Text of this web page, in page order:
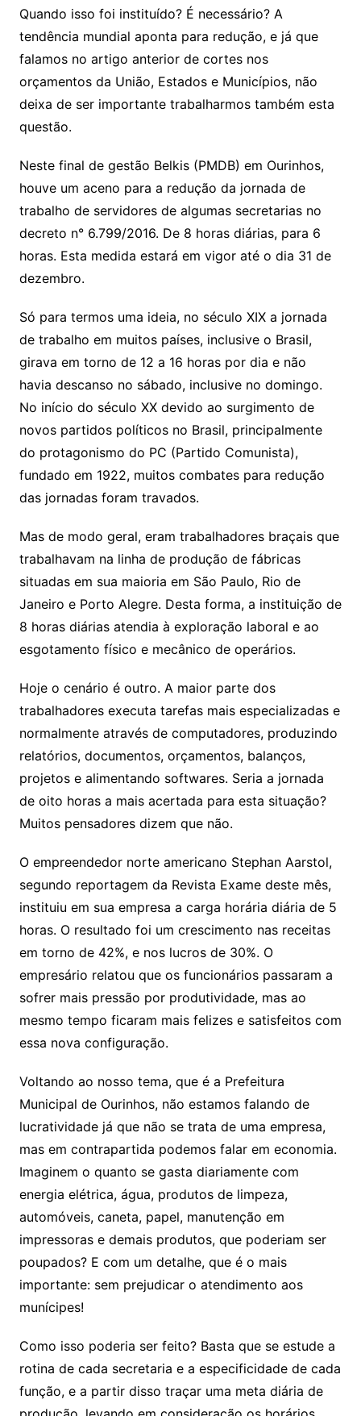
Quando isso foi instituído? É necessário? A
tendência mundial aponta para redução, e já que
falamos no artigo anterior de cortes nos
orçamentos da União, Estados e Municípios, não
deixa de ser importante trabalharmos também esta
questão.
Neste final de gestão Belkis (PMDB) em Ourinhos,
houve um aceno para a redução da jornada de
trabalho de servidores de algumas secretarias no
decreto n° 6.799/2016. De 8 horas diárias, para 6
horas. Esta medida estará em vigor até o dia 31 de
dezembro.
Só para termos uma ideia, no século XIX a jornada
de trabalho em muitos países, inclusive o Brasil,
girava em torno de 12 a 16 horas por dia e não
havia descanso no sábado, inclusive no domingo.
No início do século XX devido ao surgimento de
novos partidos políticos no Brasil, principalmente
do protagonismo do PC (Partido Comunista),
fundado em 1922, muitos combates para redução
das jornadas foram travados.
Mas de modo geral, eram trabalhadores braçais que
trabalhavam na linha de produção de fábricas
situadas em sua maioria em São Paulo, Rio de
Janeiro e Porto Alegre. Desta forma, a instituição de
8 horas diárias atendia à exploração laboral e ao
esgotamento físico e mecânico de operários.
Hoje o cenário é outro. A maior parte dos
trabalhadores executa tarefas mais especializadas e
normalmente através de computadores, produzindo
relatórios, documentos, orçamentos, balanços,
projetos e alimentando softwares. Seria a jornada
de oito horas a mais acertada para esta situação?
Muitos pensadores dizem que não.
O empreendedor norte americano Stephan Aarstol,
segundo reportagem da Revista Exame deste mês,
instituiu em sua empresa a carga horária diária de 5
horas. O resultado foi um crescimento nas receitas
em torno de 42%, e nos lucros de 30%. O
empresário relatou que os funcionários passaram a
sofrer mais pressão por produtividade, mas ao
mesmo tempo ficaram mais felizes e satisfeitos com
essa nova configuração.
Voltando ao nosso tema, que é a Prefeitura
Municipal de Ourinhos, não estamos falando de
lucratividade já que não se trata de uma empresa,
mas em contrapartida podemos falar em economia.
Imaginem o quanto se gasta diariamente com
energia elétrica, água, produtos de limpeza,
automóveis, caneta, papel, manutenção em
impressoras e demais produtos, que poderiam ser
poupados? E com um detalhe, que é o mais
importante: sem prejudicar o atendimento aos
munícipes!
Como isso poderia ser feito? Basta que se estude a
rotina de cada secretaria e a especificidade de cada
função, e a partir disso traçar uma meta diária de